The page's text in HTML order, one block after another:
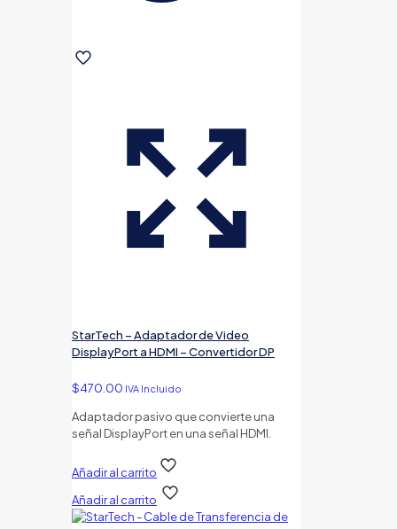
StarTech – Adaptador de Video
DisplayPort a HDMI – Convertidor DP
$470.00 IVA Incluido
Adaptador pasivo que convierte una
señal DisplayPort en una señal HDMI.
Añadir al carrito
Añadir al carrito